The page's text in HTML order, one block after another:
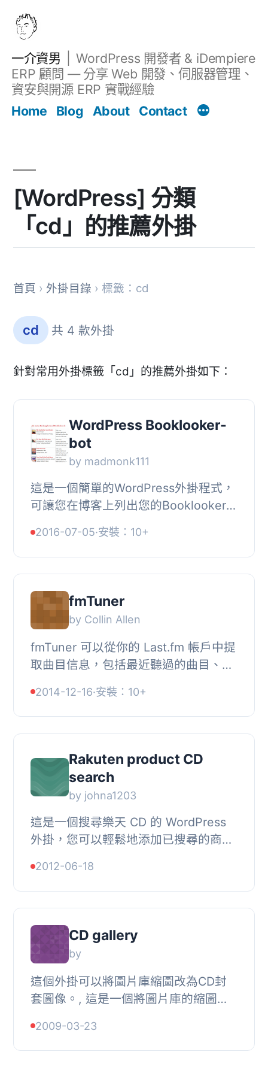
一介資男
WordPress 開發者 & iDempiere
ERP 顧問 — 分享 Web 開發、伺服器管理、
資安與開源 ERP 實戰經驗
Home
Blog About Contact
[WordPress] 分類
「cd」的推薦外掛
首頁 › 外掛目錄 › 標籤：cd
cd 共 4 款外掛
針對常用外掛標籤「cd」的推薦外掛如下：
WordPress Booklooker-
bot
by madmonk111
這是一個簡單的WordPress外掛程式，
可讓您在博客上列出您的Booklooker交
於Booklooker開發的，因此這個外掛程
式也可以與W...
2016-07-05·安裝：10+
fmTuner
by Collin Allen
fmTuner 可以從你的 Last.fm 帳戶中提
取曲目信息，包括最近聽過的曲目、喜
和簡單標籤，你可以完全自定義曲目在
網站上的外...
2014-12-16·安裝：10+
Rakuten product CD
search
by johna1203
這是一個搜尋樂天 CD 的 WordPress
外掛，您可以輕鬆地添加已搜尋的商品
也有機會透過聯盟行銷賺取收入。, 要
啟用此外掛，...
2012-06-18
CD gallery
by
這個外掛可以將圖片庫縮圖改為CD封
套圖像。, 這是一個將圖片庫的縮圖更
網站：, Island blog-撰寫了一個名為
「cd gallery」...
2009-03-23
文章